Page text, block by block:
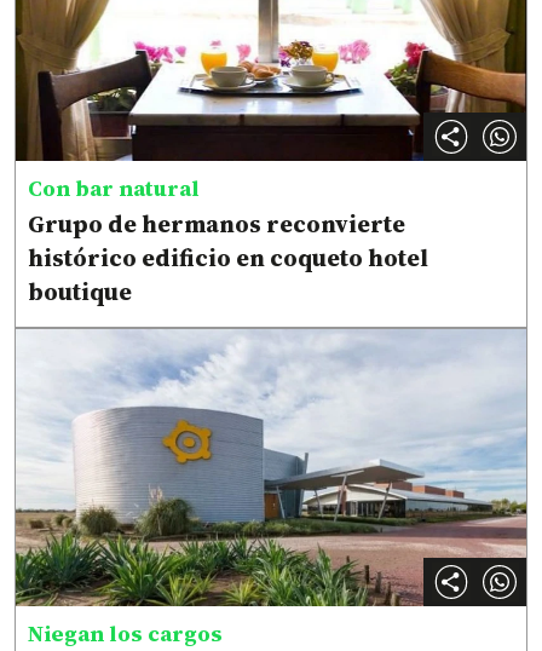
Con bar natural
Grupo de hermanos reconvierte
histórico edificio en coqueto hotel
boutique
Niegan los cargos